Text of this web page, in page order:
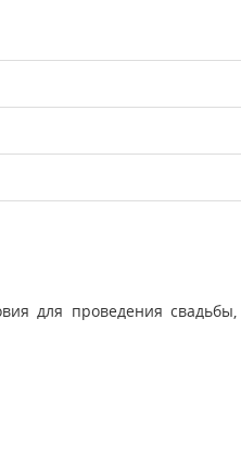
для проведения